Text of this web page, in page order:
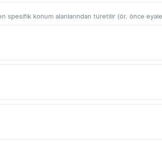
spesifik konum alanlarından türetilir (ör. önce